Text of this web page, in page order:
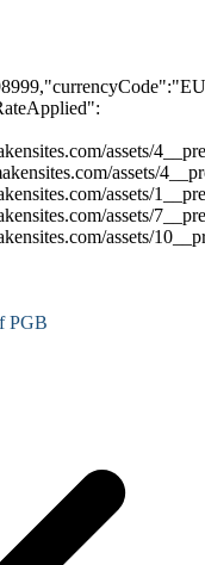
assets/
assets/
assets/
assets/
assets/
PGB